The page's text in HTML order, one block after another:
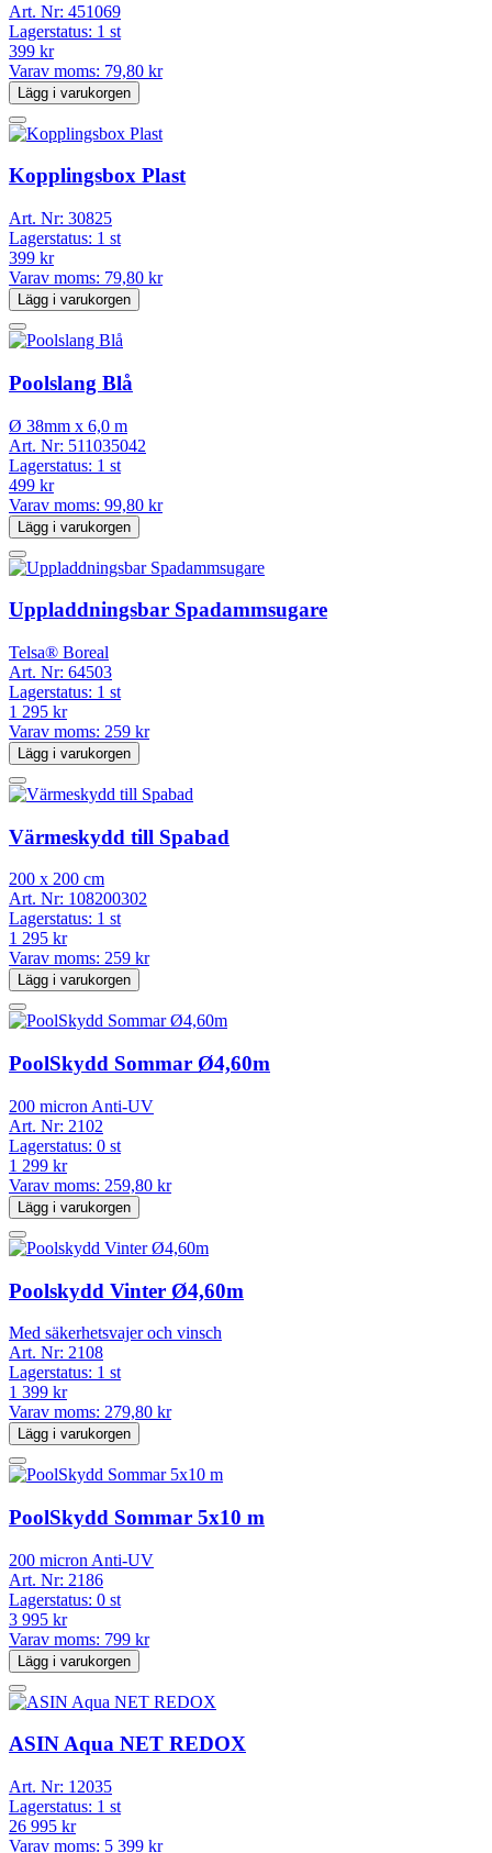
Art. Nr: 451069
Lagerstatus: 1 st
399 kr
Varav moms: 79,80 kr
Lägg i varukorgen
Kopplingsbox Plast
Art. Nr: 30825
Lagerstatus: 1 st
399 kr
Varav moms: 79,80 kr
Lägg i varukorgen
Poolslang Blå
Ø 38mm x 6,0 m
Art. Nr: 511035042
Lagerstatus: 1 st
499 kr
Varav moms: 99,80 kr
Lägg i varukorgen
Uppladdningsbar Spadammsugare
Telsa® Boreal
Art. Nr: 64503
Lagerstatus: 1 st
1 295 kr
Varav moms: 259 kr
Lägg i varukorgen
Värmeskydd till Spabad
200 x 200 cm
Art. Nr: 108200302
Lagerstatus: 1 st
1 295 kr
Varav moms: 259 kr
Lägg i varukorgen
PoolSkydd Sommar Ø4,60m
200 micron Anti-UV
Art. Nr: 2102
Lagerstatus: 0 st
1 299 kr
Varav moms: 259,80 kr
Lägg i varukorgen
Poolskydd Vinter Ø4,60m
Med säkerhetsvajer och vinsch
Art. Nr: 2108
Lagerstatus: 1 st
1 399 kr
Varav moms: 279,80 kr
Lägg i varukorgen
PoolSkydd Sommar 5x10 m
200 micron Anti-UV
Art. Nr: 2186
Lagerstatus: 0 st
3 995 kr
Varav moms: 799 kr
Lägg i varukorgen
ASIN Aqua NET REDOX
Art. Nr: 12035
Lagerstatus: 1 st
26 995 kr
Varav moms: 5 399 kr